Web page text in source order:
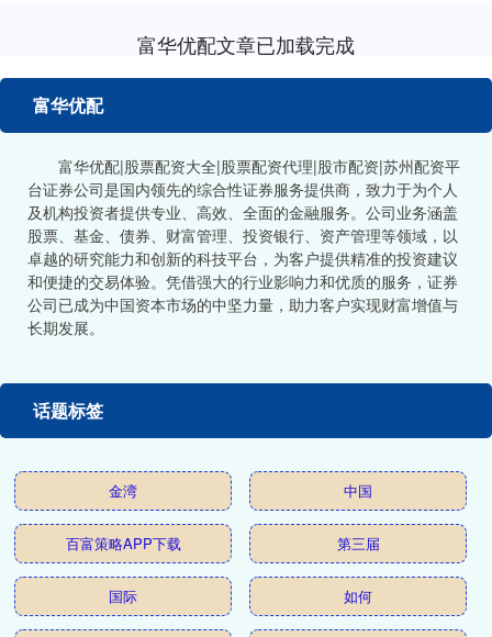
富华优配文章已加载完成
富华优配
富华优配|股票配资大全|股票配资代理|股市配资|苏州配资平
台证券公司是国内领先的综合性证券服务提供商，致力于为个人
及机构投资者提供专业、高效、全面的金融服务。公司业务涵盖
股票、基金、债券、财富管理、投资银行、资产管理等领域，以
卓越的研究能力和创新的科技平台，为客户提供精准的投资建议
和便捷的交易体验。凭借强大的行业影响力和优质的服务，证券
公司已成为中国资本市场的中坚力量，助力客户实现财富增值与
长期发展。
话题标签
金湾 中国
百富策略APP下载 第三届
国际 如何